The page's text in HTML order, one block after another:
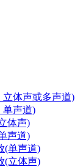
立体声或多声道)
单声道)
体声)
声道)
(单声道)
(立体声)